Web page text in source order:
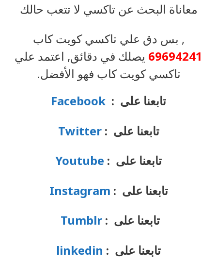
معاناة البحث عن تاكسي لا تتعب حالك
, بس دق علي تاكسي كويت كاب
69694241 يصلك في دقائق, اعتمد علي
تاكسي كويت كاب فهو الأفضل.
تابعنا على : Facebook
تابعنا على :Twitter
تابعنا على : Youtube
تابعنا على : Instagram
تابعنا على :Tumblr
تابعنا على : linkedin